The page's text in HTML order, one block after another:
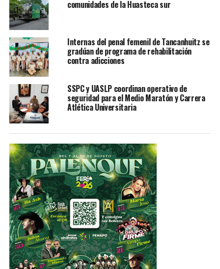
TEMAS RELACIONADOS
YA VIENE
Gobierno de México no opinará sobre ataque de EUA en
Irak
NO TE PIERDAS
Buscan restaurar en California sus bosques de algas
marinas
comunidades de la Huasteca sur
Internas del penal femenil de Tancanhuitz se
gradúan de programa de rehabilitación
contra adicciones
SSPC y UASLP coordinan operativo de
seguridad para el Medio Maratón y Carrera
Atlética Universitaria